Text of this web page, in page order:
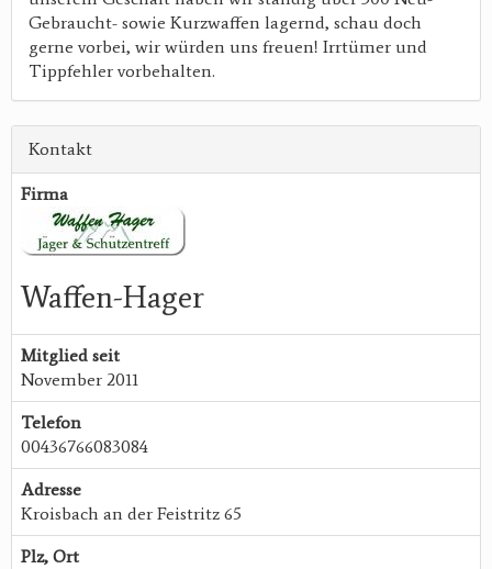
Gebraucht- sowie Kurzwaffen lagernd, schau doch
gerne vorbei, wir würden uns freuen! Irrtümer und
Tippfehler vorbehalten.
Kontakt
Firma
Waffen-Hager
Mitglied seit
November 2011
Telefon
00436766083084
Adresse
Kroisbach an der Feistritz 65
Plz, Ort